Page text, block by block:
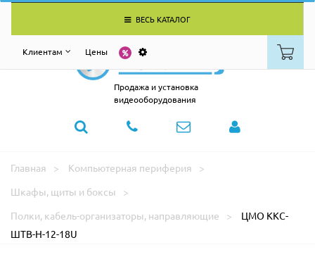
ВЕСЬ КАТАЛОГ
Клиентам Цены
Продажа и установка
видеооборудования
Главная
Компьютерная периферия
Шкафы, щиты и боксы
Полки, кабель-организаторы, направляющие
ЦМО ККС-
ШТВ-Н-12-18U